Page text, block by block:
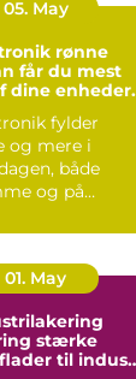
05. May
rønne
får du mest
dine enheder
fylder
og mere i
både
og på
tv, wifi, o...
01. May
til